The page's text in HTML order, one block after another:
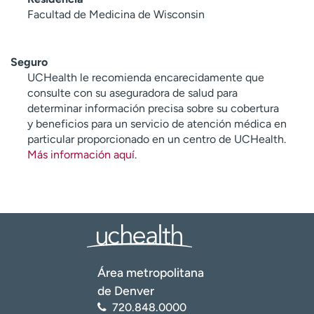
Facultad de Medicina de Wisconsin
Seguro
UCHealth le recomienda encarecidamente que
consulte con su aseguradora de salud para
determinar información precisa sobre su cobertura
y beneficios para un servicio de atención médica en
particular proporcionado en un centro de UCHealth.
Más información aquí.
Área metropolitana
de Denver
720.848.0000